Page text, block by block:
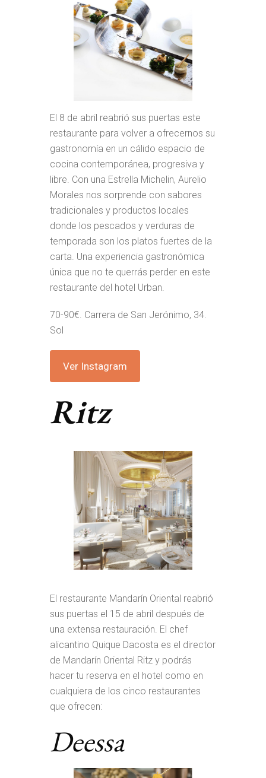
El 8 de abril reabrió sus puertas este
restaurante para volver a ofrecernos su
gastronomía en un cálido espacio de
cocina contemporánea, progresiva y
libre. Con una Estrella Michelin, Aurelio
Morales nos sorprende con sabores
tradicionales y productos locales
donde los pescados y verduras de
temporada son los platos fuertes de la
carta. Una experiencia gastronómica
única que no te querrás perder en este
restaurante del hotel Urban.
70-90€. Carrera de San Jerónimo, 34.
Sol
Ver Instagram
Ritz
El restaurante Mandarín Oriental reabrió
sus puertas el 15 de abril después de
una extensa restauración. El chef
alicantino Quique Dacosta es el director
de Mandarín Oriental Ritz y podrás
hacer tu reserva en el hotel como en
cualquiera de los cinco restaurantes
que ofrecen:
Deessa